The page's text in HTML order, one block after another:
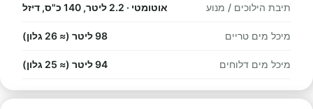
תיבת הילוכים / מנוע אוטומטי · 2.2 ליטר, 140 כ"ס, דיזל
מיכל מים טריים 98 ליטר (≈ 26 גלון)
מיכל מים דלוחים 94 ליטר (≈ 25 גלון)